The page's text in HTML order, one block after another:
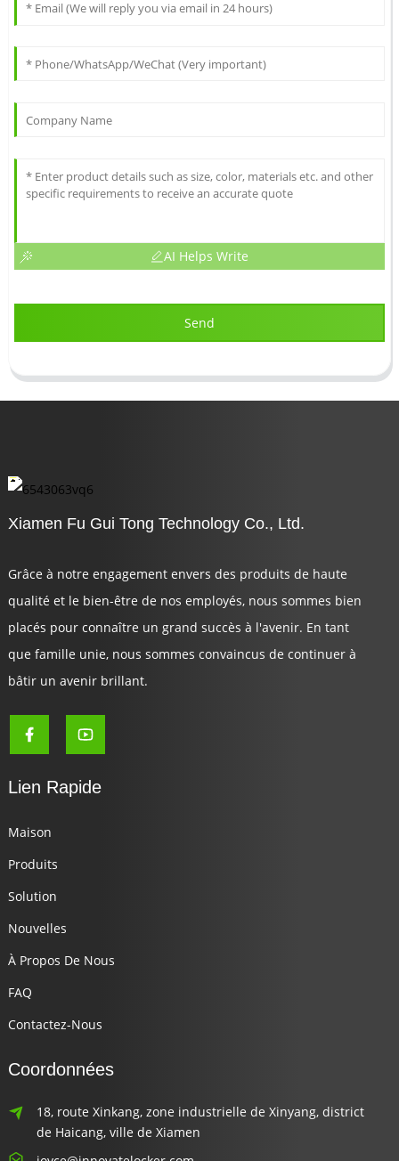
AI Helps Write
Send
Xiamen Fu Gui Tong Technology Co., Ltd.
Grâce à notre engagement envers des produits de haute
qualité et le bien-être de nos employés, nous sommes bien
placés pour connaître un grand succès à l'avenir. En tant
que famille unie, nous sommes convaincus de continuer à
bâtir un avenir brillant.
Lien Rapide
Maison
Produits
Solution
Nouvelles
À Propos De Nous
FAQ
Contactez-Nous
Coordonnées
18, route Xinkang, zone industrielle de Xinyang, district
de Haicang, ville de Xiamen